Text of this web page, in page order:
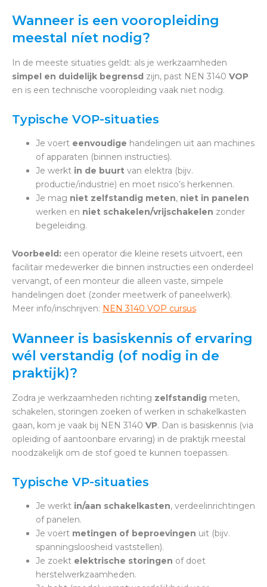
Wanneer is een vooropleiding
meestal níet nodig?
In de meeste situaties geldt: als je werkzaamheden
simpel en duidelijk begrensd zijn, past NEN 3140 VOP
en is een technische vooropleiding vaak niet nodig.
Typische VOP-situaties
Je voert eenvoudige handelingen uit aan machines
of apparaten (binnen instructies).
Je werkt in de buurt van elektra (bijv.
productie/industrie) en moet risico’s herkennen.
Je mag niet zelfstandig meten, niet in panelen
werken en niet schakelen/vrijschakelen zonder
begeleiding.
Voorbeeld: een operator die kleine resets uitvoert, een
facilitair medewerker die binnen instructies een onderdeel
vervangt, of een monteur die alleen vaste, simpele
handelingen doet (zonder meetwerk of paneelwerk).
Meer info/inschrijven: NEN 3140 VOP cursus
Wanneer is basiskennis of ervaring
wél verstandig (of nodig in de
praktijk)?
Zodra je werkzaamheden richting zelfstandig meten,
schakelen, storingen zoeken of werken in schakelkasten
gaan, kom je vaak bij NEN 3140 VP. Dan is basiskennis (via
opleiding of aantoonbare ervaring) in de praktijk meestal
noodzakelijk om de stof goed te kunnen toepassen.
Typische VP-situaties
Je werkt in/aan schakelkasten, verdeelinrichtingen
of panelen.
Je voert metingen of beproevingen uit (bijv.
spanningsloosheid vaststellen).
Je zoekt elektrische storingen of doet
herstelwerkzaamheden.